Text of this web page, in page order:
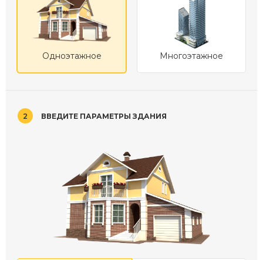
Одноэтажное Многоэтажное
2 ВВЕДИТЕ ПАРАМЕТРЫ ЗДАНИЯ